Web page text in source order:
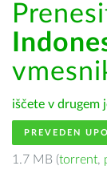
iščete v drugem
PREVEDEN
1.7 MB (torrent,